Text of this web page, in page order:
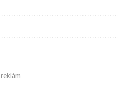
reklám